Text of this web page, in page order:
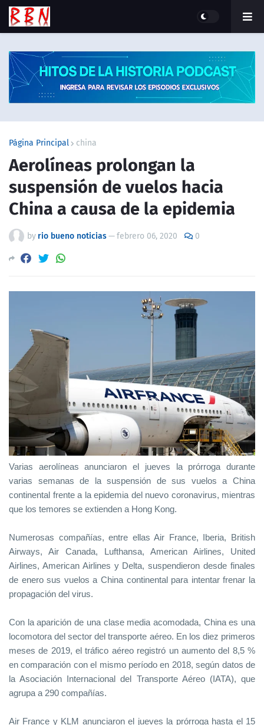
Página Principal china
Aerolíneas prolongan la
suspensión de vuelos hacia
China a causa de la epidemia
by rio bueno noticias—febrero 06, 2020 0
Varias aerolíneas anunciaron el jueves la prórroga durante
varias semanas de la suspensión de sus vuelos a China
continental frente a la epidemia del nuevo coronavirus, mientras
que los temores se extienden a Hong Kong.
Numerosas compañías, entre ellas Air France, Iberia, British
Airways, Air Canada, Lufthansa, American Airlines, United
Airlines, American Airlines y Delta, suspendieron desde finales
de enero sus vuelos a China continental para intentar frenar la
propagación del virus.
Con la aparición de una clase media acomodada, China es una
locomotora del sector del transporte aéreo. En los diez primeros
meses de 2019, el tráfico aéreo registró un aumento del 8,5 %
en comparación con el mismo período en 2018, según datos de
la Asociación Internacional del Transporte Aéreo (IATA), que
agrupa a 290 compañías.
Air France y KLM anunciaron el jueves la prórroga hasta el 15